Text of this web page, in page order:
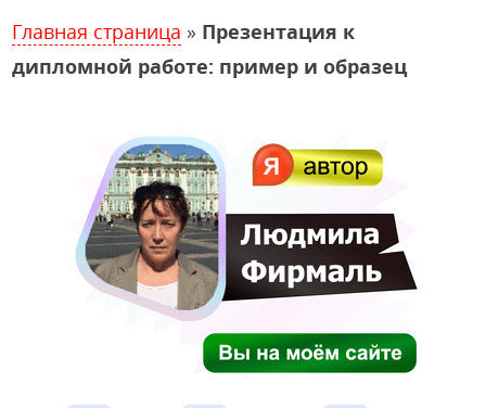
Главная страница » Презентация к
дипломной работе: пример и образец